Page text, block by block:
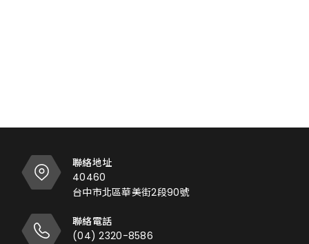
聯絡地址
40460
台中市北區華美街2段90號
聯絡電話
(04) 2320-8586